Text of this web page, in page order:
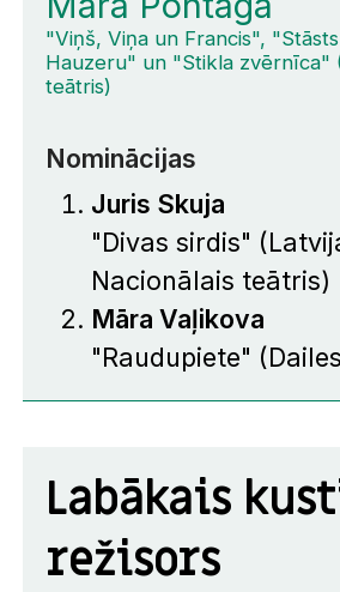
"Viņš, Viņa un Francis",
Hauzeru" un "Stikla zvērnīca"
teātris)
Nominācijas
Juris Skuja
"Divas sirdis"
Nacionālais teātris)
Māra Vaļikova
"Raudupiete"
Labākais
režisors